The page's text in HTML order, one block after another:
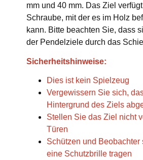
mm und 40 mm. Das Ziel
Schraube, mit der es im Holz
kann. Bitte beachten Sie, dass
der Pendelziele durch das
Sicherheitshinweise:
Dies ist kein Spielzeug
Vergewissern Sie sich,
Hintergrund des Ziels
Stellen Sie das Ziel nicht
Türen
Schützen und Beobachter
eine Schutzbrille tragen